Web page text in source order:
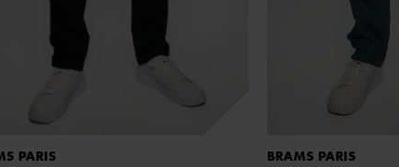
PARIS BRAMS PARIS